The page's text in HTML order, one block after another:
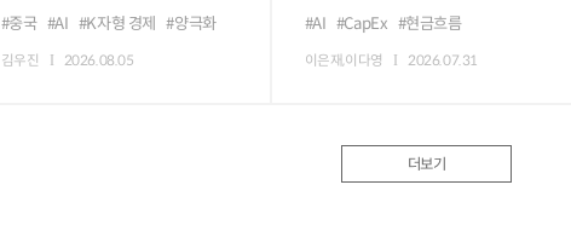
#중국 #AI #K자형 경제 #양극화
김우진 2026.08.05
#AI #CapEx #현금흐름
이은재,이다영 2026.07.31
더보기